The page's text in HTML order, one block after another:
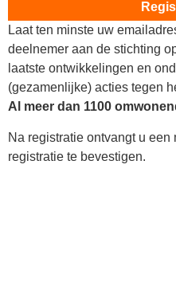
Laat ten minste uw
deelnemer aan de stichting
laatste ontwikkelingen en
(gezamenlijke) acties tegen
Al meer dan 1100
Na registratie ontvangt u
registratie te bevestigen.